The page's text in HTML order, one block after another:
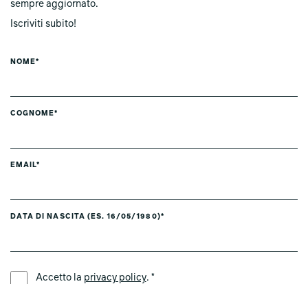
sempre aggiornato.
Iscriviti subito!
NOME*
COGNOME*
EMAIL*
DATA DI NASCITA (ES. 16/05/1980)*
Accetto la privacy policy. *